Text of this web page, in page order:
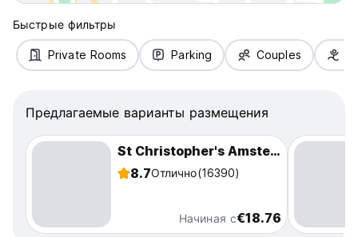
Быстрые фильтры
Private Rooms Parking Couples
Предлагаемые варианты размещения
St Christopher's Amsterdam - The Winston
8.7Отлично(16390)
Начиная с€18.76